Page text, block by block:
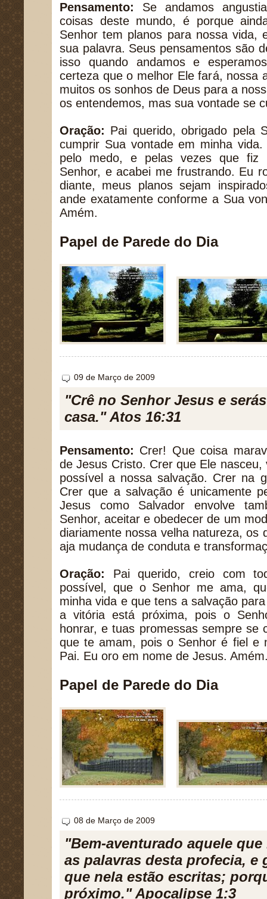
Pensamento: Se andamos
coisas deste mundo, é porque
Senhor tem planos para nossa vida,
sua palavra. Seus pensamentos são
isso quando andamos e
certeza que o melhor Ele fará, nossa
muitos os sonhos de Deus para a
os entendemos, mas sua vontade se
Oração: Pai querido, obrigado pela
cumprir Sua vontade em minha
pelo medo, e pelas vezes que fiz
Senhor, e acabei me frustrando. Eu
diante, meus planos sejam
ande exatamente conforme a Sua
Amém.
Papel de Parede do Dia
09 de Março de 2009
"Crê no Senhor Jesus e
casa." Atos 16:31
Pensamento: Crer! Que coisa
de Jesus Cristo. Crer que Ele
possível a nossa salvação. Crer na
Crer que a salvação é unicamente
Jesus como Salvador envolve
Senhor, aceitar e obedecer de um
diariamente nossa velha natureza, os
aja mudança de conduta e
Oração: Pai querido, creio com
possível, que o Senhor me ama,
minha vida e que tens a salvação
a vitória está próxima, pois o
honrar, e tuas promessas sempre se
que te amam, pois o Senhor é fiel e
Pai. Eu oro em nome de Jesus.
Papel de Parede do Dia
08 de Março de 2009
"Bem-aventurado aquele
as palavras desta profecia, e
que nela estão escritas;
próximo." Apocalipse 1:3